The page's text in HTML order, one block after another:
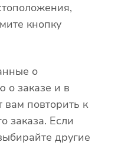
кнопку
о
о заказе и в
повторить к
заказа. Если
другие